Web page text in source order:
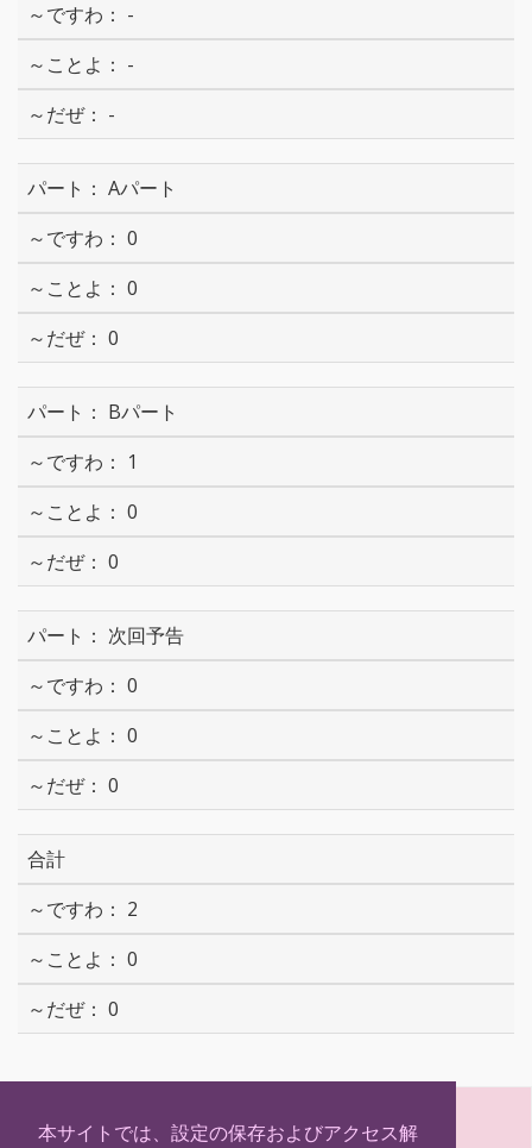
本サイトでは、設定の保存およびアクセス解
-
-
-
Aパート
0
0
0
Bパート
1
0
0
次回予告
0
0
0
合計
2
0
0
h w a a